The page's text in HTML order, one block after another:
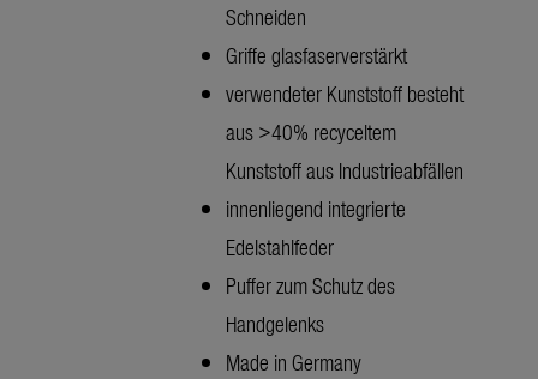
Schneiden
Griffe glasfaserverstärkt
verwendeter Kunststoff besteht
aus >40% recyceltem
Kunststoff aus Industrieabfällen
innenliegend integrierte
Edelstahlfeder
Puffer zum Schutz des
Handgelenks
Made in Germany